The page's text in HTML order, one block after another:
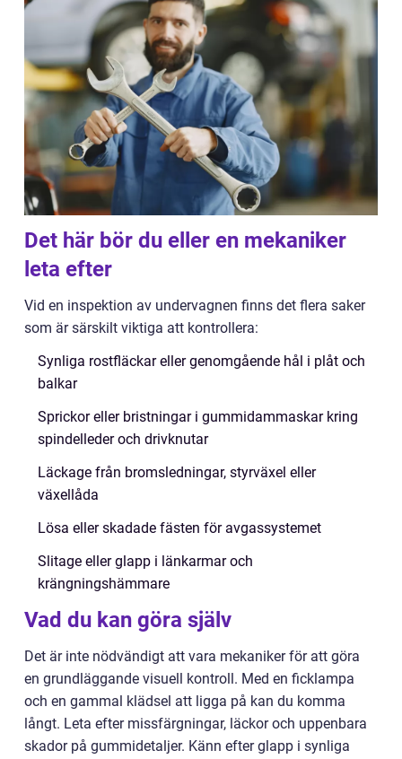
Det här bör du eller en mekaniker
leta efter
Vid en inspektion av undervagnen finns det flera saker
som är särskilt viktiga att kontrollera:
Synliga rostfläckar eller genomgående hål i plåt och
balkar
Sprickor eller bristningar i gummidammaskar kring
spindelleder och drivknutar
Läckage från bromsledningar, styrväxel eller
växellåda
Lösa eller skadade fästen för avgassystemet
Slitage eller glapp i länkarmar och
krängningshämmare
Vad du kan göra själv
Det är inte nödvändigt att vara mekaniker för att göra
en grundläggande visuell kontroll. Med en ficklampa
och en gammal klädsel att ligga på kan du komma
långt. Leta efter missfärgningar, läckor och uppenbara
skador på gummidetaljer. Känn efter glapp i synliga